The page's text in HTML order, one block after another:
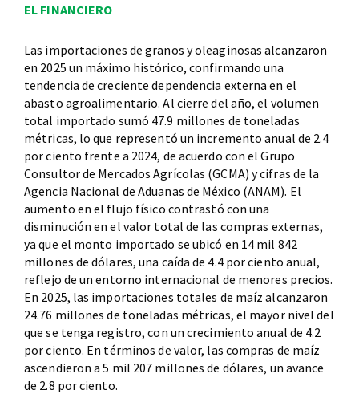
EL FINANCIERO
Las importaciones de granos y oleaginosas alcanzaron
en 2025 un máximo histórico, confirmando una
tendencia de creciente dependencia externa en el
abasto agroalimentario. Al cierre del año, el volumen
total importado sumó 47.9 millones de toneladas
métricas, lo que representó un incremento anual de 2.4
por ciento frente a 2024, de acuerdo con el Grupo
Consultor de Mercados Agrícolas (GCMA) y cifras de la
Agencia Nacional de Aduanas de México (ANAM). El
aumento en el flujo físico contrastó con una
disminución en el valor total de las compras externas,
ya que el monto importado se ubicó en 14 mil 842
millones de dólares, una caída de 4.4 por ciento anual,
reflejo de un entorno internacional de menores precios.
En 2025, las importaciones totales de maíz alcanzaron
24.76 millones de toneladas métricas, el mayor nivel del
que se tenga registro, con un crecimiento anual de 4.2
por ciento. En términos de valor, las compras de maíz
ascendieron a 5 mil 207 millones de dólares, un avance
de 2.8 por ciento.